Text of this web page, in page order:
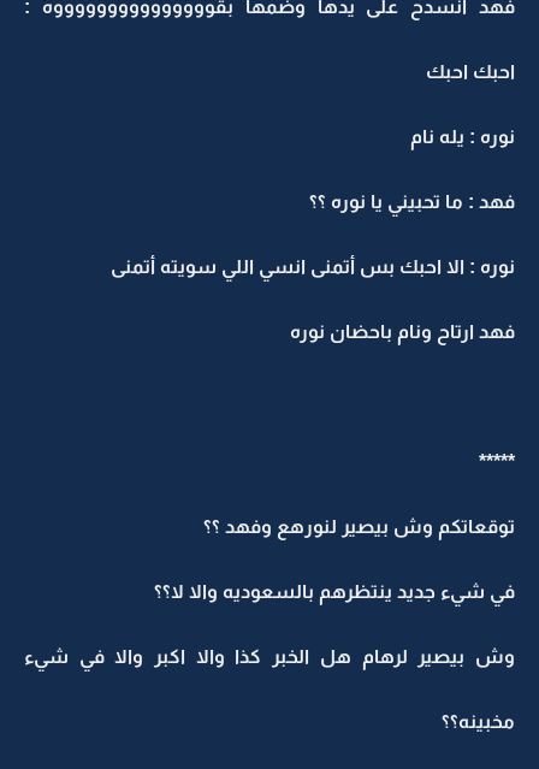
انسدح على يدها وضمها بقوووووووووووووووه :
احبك
: يله نام
: ما تحبيني يا نوره ؟؟
: الا احبك بس أتمنى انسي اللي سويته أتمنى
ارتاح ونام باحضان نوره
وش بيصير لنورهع وفهد ؟؟
شيء جديد ينتظرهم بالسعوديه والا لا؟؟
بيصير لرهام هل الخبر كذا والا اكبر والا في شيء